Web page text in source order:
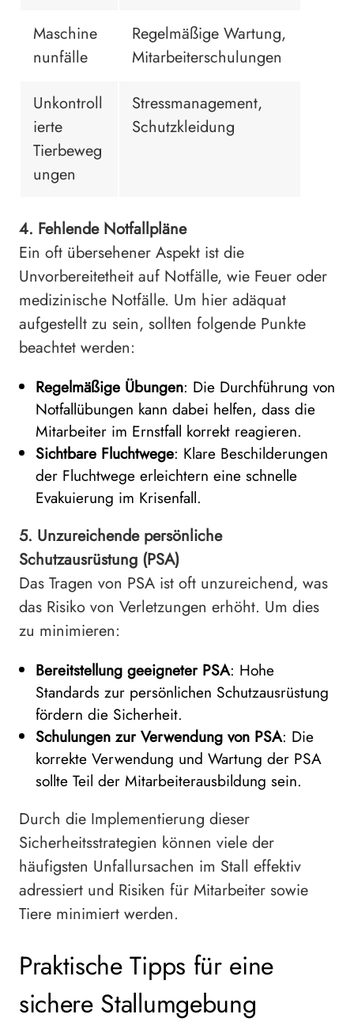
Maschine
nunfälle
Regelmäßige Wartung,
Mitarbeiterschulungen
Unkontroll
ierte
Tierbeweg
ungen
Stressmanagement,
Schutzkleidung
4. Fehlende Notfallpläne
Ein oft übersehener Aspekt ist die
Unvorbereitetheit auf Notfälle, wie Feuer oder
medizinische Notfälle. Um hier adäquat
aufgestellt zu sein, sollten folgende Punkte
beachtet werden:
Regelmäßige Übungen: Die Durchführung von
Notfallübungen kann dabei helfen, dass die
Mitarbeiter im Ernstfall korrekt reagieren.
Sichtbare Fluchtwege: Klare Beschilderungen
der Fluchtwege erleichtern eine schnelle
Evakuierung im Krisenfall.
5. Unzureichende persönliche
Schutzausrüstung (PSA)
Das Tragen von PSA ist oft unzureichend, was
das Risiko von Verletzungen erhöht. Um dies
zu minimieren:
Bereitstellung geeigneter PSA: Hohe
Standards zur persönlichen Schutzausrüstung
fördern die Sicherheit.
Schulungen zur Verwendung von PSA: Die
korrekte Verwendung und Wartung der PSA
sollte Teil der Mitarbeiterausbildung sein.
Durch die Implementierung dieser
Sicherheitsstrategien können viele der
häufigsten Unfallursachen im Stall effektiv
adressiert und Risiken für Mitarbeiter sowie
Tiere minimiert werden.
Praktische Tipps für eine
sichere Stallumgebung